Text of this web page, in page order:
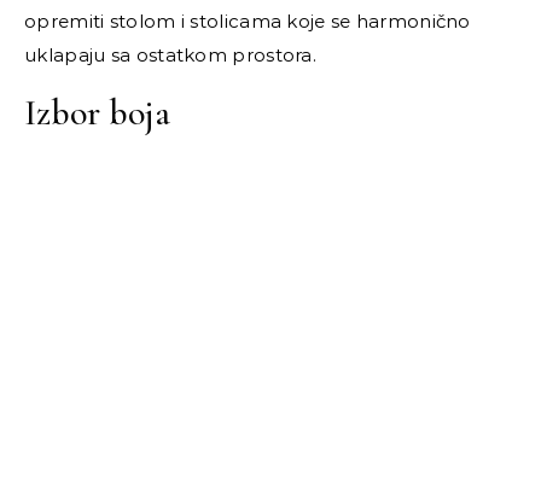
opremiti stolom i stolicama koje se harmonično
uklapaju sa ostatkom prostora.
Izbor boja